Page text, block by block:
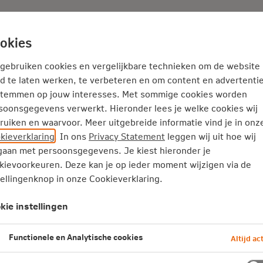
Adviseur Nieuws
Service en Contact
Stormschade aan je zonnepanelen
aan je
op je dak krijgen tijdens een storm veel te
Hoe zit het met stormschade aan je
verzekering?
leestijd · 08 juli 2026 Laatst bewerkt
cookies en vergelijkbare technieken om de website
te laten werken, te verbeteren en om content en
op jouw interesses. Met sommige cookies worden
verwerkt. Hieronder lees je welke cookies wij
en waarvoor. Meer uitgebreide informatie vind je in
. In ons Privacy Statement leggen wij uit hoe wij
met persoonsgegevens. Je kiest hieronder je
Deze kan je op ieder moment wijzigen via de
in onze Cookieverklaring.
instellingen
Functionele en Analytische cookies Altijd